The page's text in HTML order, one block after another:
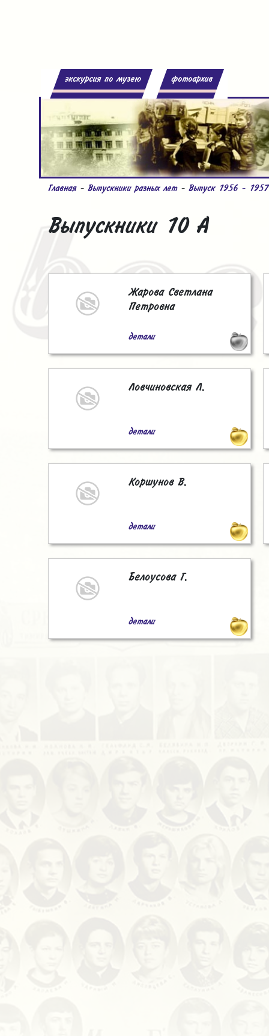
экскурсия по музею фотоархив
Главная- Выпускники разных лет- Выпуск 1956 - 1957
Выпускники 10 А
Жарова Светлана
Петровна
детали
Ловчиновская Л.
детали
Коршунов В.
детали
Белоусова Г.
детали